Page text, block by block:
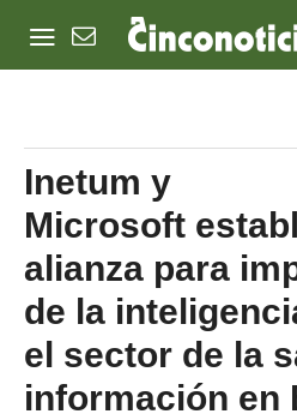
Inetum y
Microsoft
alianza para
de la
el sector de la
información en